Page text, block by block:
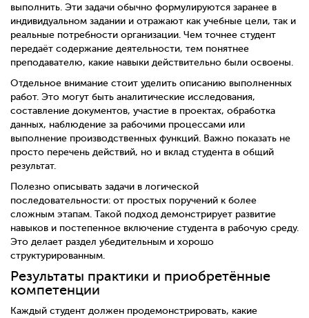
выполнить. Эти задачи обычно формулируются заранее в
индивидуальном задании и отражают как учебные цели, так и
реальные потребности организации. Чем точнее студент
передаёт содержание деятельности, тем понятнее
преподавателю, какие навыки действительно были освоены.
Отдельное внимание стоит уделить описанию выполненных
работ. Это могут быть аналитические исследования,
составление документов, участие в проектах, обработка
данных, наблюдение за рабочими процессами или
выполнение производственных функций. Важно показать не
просто перечень действий, но и вклад студента в общий
результат.
Полезно описывать задачи в логической
последовательности: от простых поручений к более
сложным этапам. Такой подход демонстрирует развитие
навыков и постепенное включение студента в рабочую среду.
Это делает раздел убедительным и хорошо
структурированным.
Результаты практики и приобретённые
компетенции
Каждый студент должен продемонстрировать, какие